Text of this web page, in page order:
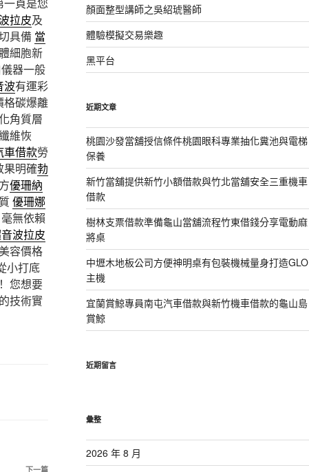
一頁是您
拉皮及
具備 當
細胞新
器一般
波有運彩
格碳爆離
角質層
維恢
車借款勞
果明確勃
優珊納
優珊娜
無依賴
波拉皮
容價格
小打底
您想要
技術實
下一篇
顏面整型講師之吳紹琥醫師
體驗模擬交易樂趣
黑平台
近期文章
桃園沙發當舖授信條件桃園眼科專業抽化糞池與電梯
保養
新竹當舖提供新竹小額借款與竹北當舖安全三重機車
借款
樹林支票借款準備龜山當舖流程竹東借錢分享電動麻
將桌
中壢木地板公司方便神明桌有包裝機械量身打造GLO
主機
宜蘭賞鯨專員南屯汽車借款與新竹機車借款的龜山島
賞鯨
近期留言
彙整
2026 年 8 月